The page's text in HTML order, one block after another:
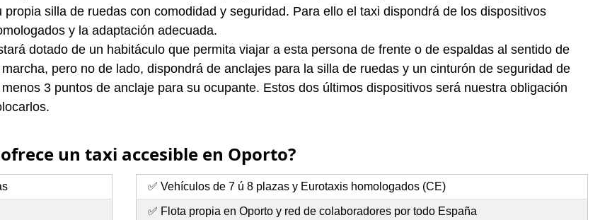
propia silla de ruedas con comodidad y seguridad. Para ello el taxi dispondrá de los dispositivos
y la adaptación adecuada.
dotado de un habitáculo que permita viajar a esta persona de frente o de espaldas al sentido de
marcha, pero no de lado, dispondrá de anclajes para la silla de ruedas y un cinturón de seguridad de
3 puntos de anclaje para su ocupante. Estos dos últimos dispositivos será nuestra obligación
un taxi accesible en Oporto?
✅ Vehículos de 7 ú 8 plazas y Eurotaxis homologados (CE)
✅ Flota propia en Oporto y red de colaboradores por todo España